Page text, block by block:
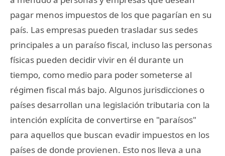
pagar menos impuestos de los que pagarían en su
país. Las empresas pueden trasladar sus sedes
principales a un paraíso fiscal, incluso las personas
físicas pueden decidir vivir en él durante un
tiempo, como medio para poder someterse al
régimen fiscal más bajo. Algunos jurisdicciones o
países desarrollan una legislación tributaria con la
intención explícita de convertirse en "paraísos"
para aquellos que buscan evadir impuestos en los
países de donde provienen. Esto nos lleva a una